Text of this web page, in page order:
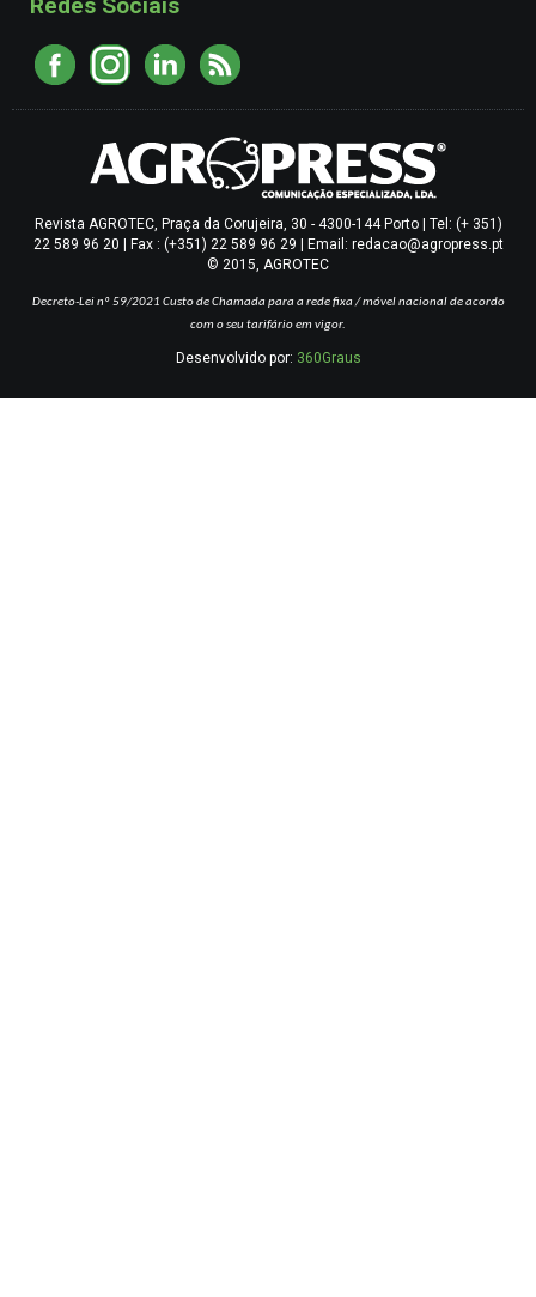
Revista AGROTEC, Praça da Corujeira, 30 - 4300-144 Porto | Tel: (+ 351)
22 589 96 20 | Fax : (+351) 22 589 96 29 | Email: redacao@agropress.pt
© 2015, AGROTEC
Decreto-Lei nº 59/2021 Custo de Chamada para a rede fixa / móvel nacional de acordo
com o seu tarifário em vigor.
Desenvolvido por: 360Graus